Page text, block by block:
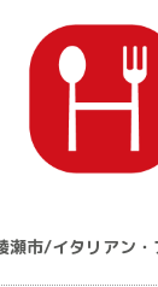
瀬市/イタリアン